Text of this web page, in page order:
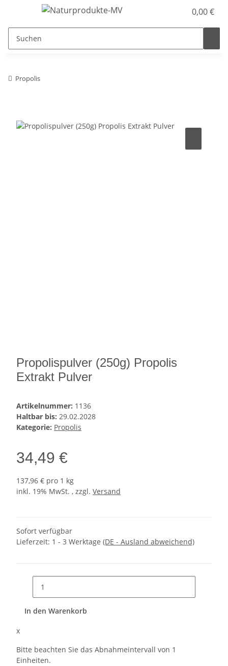
0,00 €
Propolis
Propolispulver (250g) Propolis
Extrakt Pulver
Artikelnummer: 1136
Haltbar bis: 29.02.2028
Kategorie: Propolis
34,49 €
137,96 € pro 1 kg
inkl. 19% MwSt. , zzgl. Versand
Sofort verfügbar
Lieferzeit: 1 - 3 Werktage (DE - Ausland abweichend)
In den Warenkorb
x
Bitte beachten Sie das Abnahmeintervall von 1
Einheiten.